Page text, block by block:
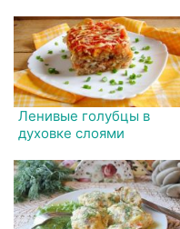
Ленивые голубцы в
духовке слоями